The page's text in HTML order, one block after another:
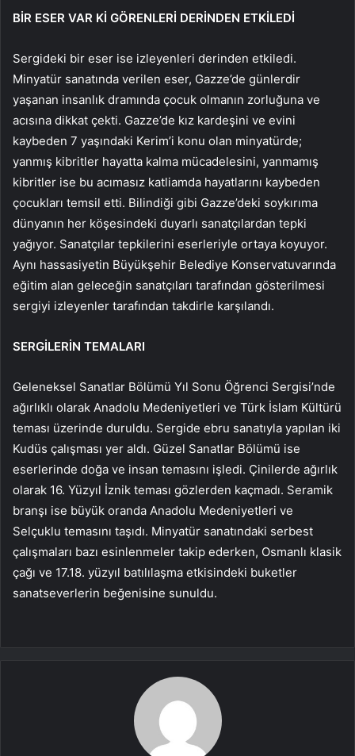
BİR ESER VAR Kİ GÖRENLERİ DERİNDEN ETKİLEDİ
Sergideki bir eser ise izleyenleri derinden etkiledi.
Minyatür sanatında verilen eser, Gazze’de günlerdir
yaşanan insanlık dramında çocuk olmanın zorluğuna ve
acısına dikkat çekti. Gazze’de kız kardeşini ve evini
kaybeden 7 yaşındaki Kerim’i konu olan minyatürde;
yanmış kibritler hayatta kalma mücadelesini, yanmamış
kibritler ise bu acımasız katliamda hayatlarını kaybeden
çocukları temsil etti. Bilindiği gibi Gazze’deki soykırıma
dünyanın her köşesindeki duyarlı sanatçılardan tepki
yağıyor. Sanatçılar tepkilerini eserleriyle ortaya koyuyor.
Aynı hassasiyetin Büyükşehir Belediye Konservatuvarında
eğitim alan geleceğin sanatçıları tarafından gösterilmesi
sergiyi izleyenler tarafından takdirle karşılandı.
SERGİLERİN TEMALARI
Geleneksel Sanatlar Bölümü Yıl Sonu Öğrenci Sergisi’nde
ağırlıklı olarak Anadolu Medeniyetleri ve Türk İslam Kültürü
teması üzerinde duruldu. Sergide ebru sanatıyla yapılan iki
Kudüs çalışması yer aldı. Güzel Sanatlar Bölümü ise
eserlerinde doğa ve insan temasını işledi. Çinilerde ağırlık
olarak 16. Yüzyıl İznik teması gözlerden kaçmadı. Seramik
branşı ise büyük oranda Anadolu Medeniyetleri ve
Selçuklu temasını taşıdı. Minyatür sanatındaki serbest
çalışmaları bazı esinlenmeler takip ederken, Osmanlı klasik
çağı ve 17.18. yüzyıl batılılaşma etkisindeki buketler
sanatseverlerin beğenisine sunuldu.